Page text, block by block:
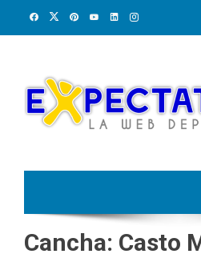
Cancha: Casto